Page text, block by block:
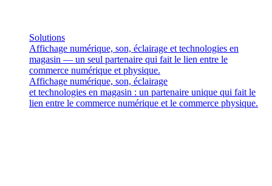
Solutions
Affichage numérique, son, éclairage et technologies en
magasin — un seul partenaire qui fait le lien entre le
commerce numérique et physique.
Affichage numérique, son, éclairage
et technologies en magasin : un partenaire unique qui fait le
lien entre le commerce numérique et le commerce physique.